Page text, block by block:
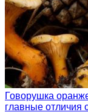
Говорушка
главные отличия